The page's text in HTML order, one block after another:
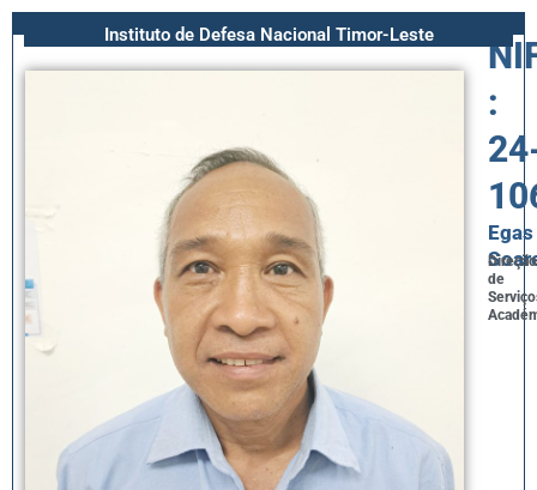
Instituto de Defesa Nacional Timor-Leste
:
Egas
Direção
de